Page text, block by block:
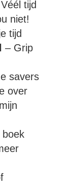
tijd
niet!
tijd
– Grip
savers
over